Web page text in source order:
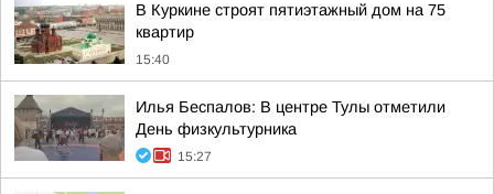
В Куркине строят пятиэтажный дом на 75
квартир
15:40
Илья Беспалов: В центре Тулы отметили
День физкультурника
15:27